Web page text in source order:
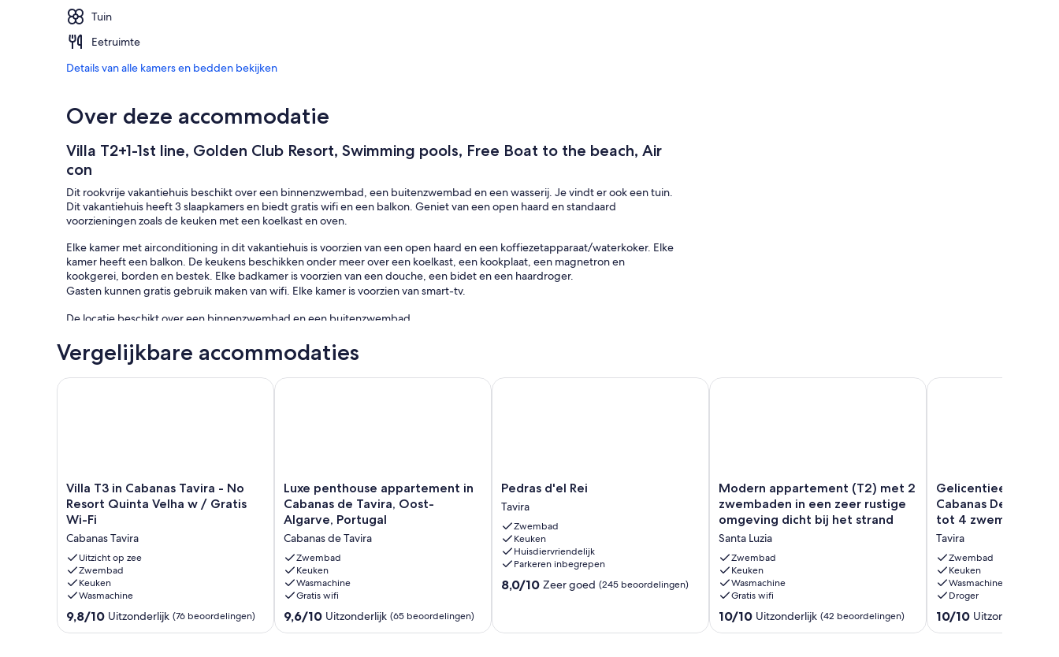
Tuin
Eetruimte
Details van alle kamers en bedden bekijken
Over deze accommodatie
Villa T2+1-1st line, Golden Club Resort, Swimming pools, Free Boat to the beach, Air
con
Dit rookvrije vakantiehuis beschikt over een binnenzwembad, een buitenzwembad en een wasserij. Je vindt er ook een tuin.
Dit vakantiehuis heeft 3 slaapkamers en biedt gratis wifi en een balkon. Geniet van een open haard en standaard
voorzieningen zoals de keuken met een koelkast en oven.
Elke kamer met airconditioning in dit vakantiehuis is voorzien van een open haard en een koffiezetapparaat/waterkoker. Elke
kamer heeft een balkon. De keukens beschikken onder meer over een koelkast, een kookplaat, een magnetron en
kookgerei, borden en bestek. Elke badkamer is voorzien van een douche, een bidet en een haardroger.
Gasten kunnen gratis gebruik maken van wifi. Elke kamer is voorzien van smart-tv.
De locatie beschikt over een binnenzwembad en een buitenzwembad.
toepassing.
Vergelijkbare accommodaties
Villa
T3
in
Tavira
-
No
Resort
Quinta
Velha
Villa T3 in Cabanas Tavira - No
Resort Quinta Velha w / Gratis
Wi-Fi
Cabanas Tavira
Uitzicht op zee
Zwembad
Keuken
Wasmachine
9.8
van
9,8/10 Uitzonderlijk (76 beoordelingen)
Villa T3 in Cabanas Tavira - No Resort Quinta Velha w / Gratis Wi-Fi
Luxe
penthouse
appartement
Cabanas
de
Tavira,
Oost-
Algarve,
Portugal
Luxe penthouse appartement in
Cabanas de Tavira, Oost-
Algarve, Portugal
Cabanas de Tavira
Zwembad
Keuken
Wasmachine
Gratis wifi
9.6
van
9,6/10 Uitzonderlijk (65 beoordelingen)
Luxe penthouse appartement in Cabanas de Tavira, Oost-Algarve, Portugal
Pedras
d'el
Rei
Tavira
Pedras d'el Rei
Tavira
Zwembad
Keuken
Huisdiervriendelijk
Parkeren inbegrepen
8.0
8,0/10 Zeer goed (245 beoordelingen)
Pedras d'el Rei
Modern
appartement
(T2)
2
zwembaden
in
een
zeer
rustige
Modern appartement (T2) met 2
zwembaden in een zeer rustige
omgeving dicht bij het strand
Santa Luzia
Zwembad
Keuken
Wasmachine
Gratis wifi
10.0
van
10/10 Uitzonderlijk (42 beoordelingen)
Modern appartement (T2) met 2 zwembaden in een zeer
Gelicentieerd
appartement
in
De
Tavira,
met
toegang
tot
4
Gelicentieerd
Cabanas De Tavira,
tot 4 zwembaden.
Tavira
Zwembad
Keuken
Wasmachine
Droger
10.0
van
10/10 Uitzonderlijk
Gelicentieerd